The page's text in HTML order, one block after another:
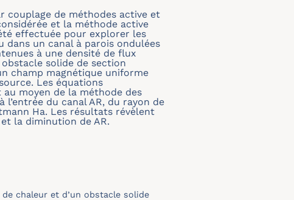
couplage de méthodes active et
et la méthode active
effectuée pour explorer les
dans un canal à parois ondulées
à une densité de flux
solide de section
champ magnétique uniforme
Les équations
moyen de la méthode des
du canal AR, du rayon de
Ha. Les résultats révèlent
la diminution de AR.
chaleur et d’un obstacle solide